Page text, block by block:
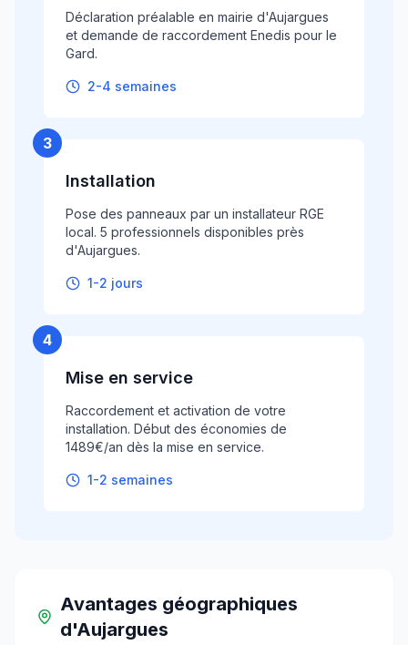
Déclaration préalable en mairie d'Aujargues
et demande de raccordement Enedis pour le
Gard.
2-4 semaines
3
Installation
Pose des panneaux par un installateur RGE
local. 5 professionnels disponibles près
d'Aujargues.
1-2 jours
4
Mise en service
Raccordement et activation de votre
installation. Début des économies de
1489€/an dès la mise en service.
1-2 semaines
Avantages géographiques
d'Aujargues